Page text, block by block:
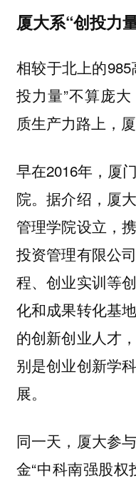
厦大系“创投力
相较于北上的
投力量”不算庞
质生产力路上，
早在2016年，厦
院。据介绍，厦
管理学院设立，
投资管理有限公
程、创业实训等
化和成果转化基
的创新创业人才
别是创业创新学
展。
同一天，厦大参
金“中科南强股权